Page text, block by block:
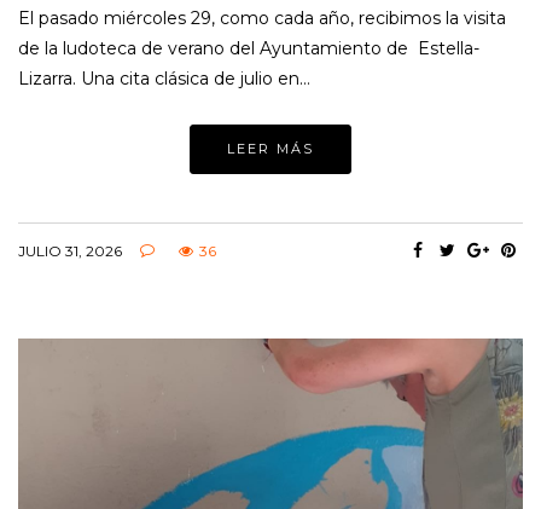
El pasado miércoles 29, como cada año, recibimos la visita
de la ludoteca de verano del Ayuntamiento de Estella-
Lizarra. Una cita clásica de julio en…
LEER MÁS
JULIO 31, 2026 36